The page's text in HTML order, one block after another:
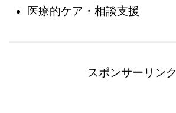
医療的ケア・相談支援
スポンサーリンク